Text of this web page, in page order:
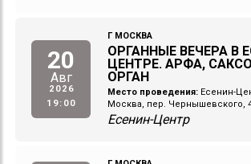
20
Авг
2026
19:00
Г МОСКВА
ОРГАННЫЕ ВЕЧЕРА В
ЦЕНТРЕ. АРФА,
ОРГАН
Место проведения: Есенин-
Москва, пер. Чернышевского,
Есенин-Центр